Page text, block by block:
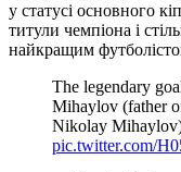
у статусі основного
титули чемпіона і
найкращим
The legendary
Mihaylov (father
Nikolay
pic.twitter.com/